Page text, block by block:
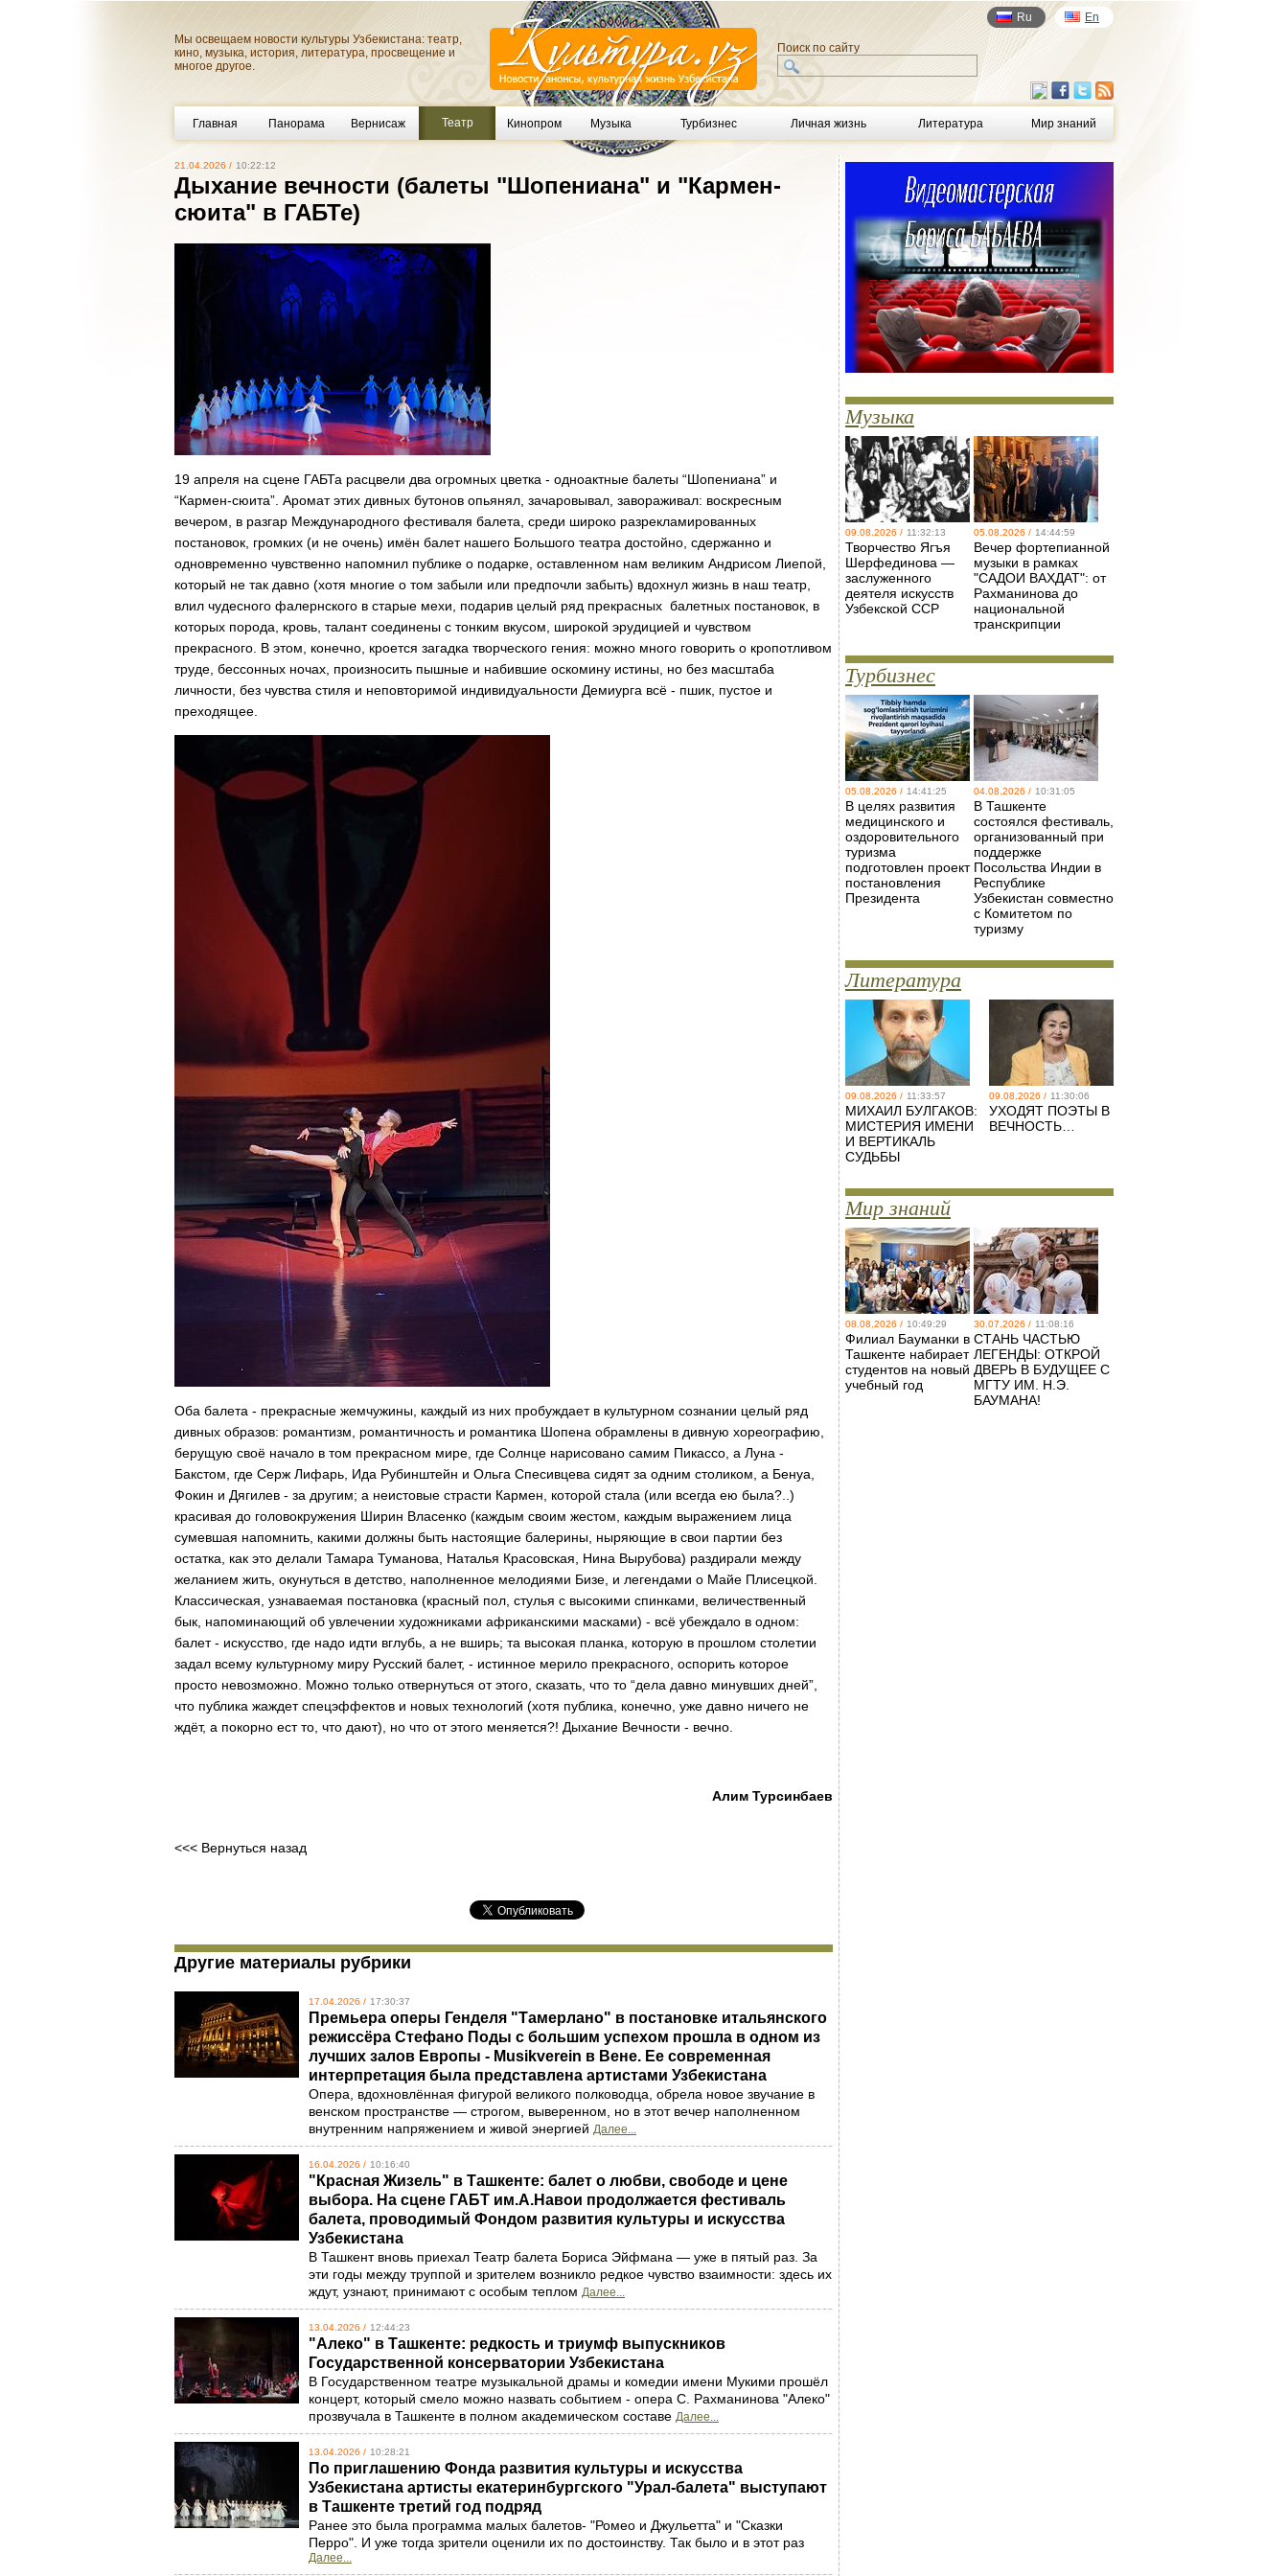
Мы освещаем новости культуры Узбекистана: театр,
кино, музыка, история, литература, просвещение и
многое другое.
Ru En
Поиск по сайту
Главная Панорама Вернисаж Театр Кинопром Музыка Турбизнес Личная жизнь Литература Мир знаний
21.04.2026 / 10:22:12
Дыхание вечности (балеты "Шопениана" и "Кармен-
сюита" в ГАБТе)
19 апреля на сцене ГАБТа расцвели два огромных цветка - одноактные балеты “Шопениана” и
“Кармен-сюита”. Аромат этих дивных бутонов опьянял, зачаровывал, завораживал: воскресным
вечером, в разгар Международного фестиваля балета, среди широко разрекламированных
постановок, громких (и не очень) имён балет нашего Большого театра достойно, сдержанно и
одновременно чувственно напомнил публике о подарке, оставленном нам великим Андрисом Лиепой,
который не так давно (хотя многие о том забыли или предпочли забыть) вдохнул жизнь в наш театр,
влил чудесного фалернского в старые мехи, подарив целый ряд прекрасных балетных постановок, в
которых порода, кровь, талант соединены с тонким вкусом, широкой эрудицией и чувством
прекрасного. В этом, конечно, кроется загадка творческого гения: можно много говорить о кропотливом
труде, бессонных ночах, произносить пышные и набившие оскомину истины, но без масштаба
личности, без чувства стиля и неповторимой индивидуальности Демиурга всё - пшик, пустое и
преходящее.
Оба балета - прекрасные жемчужины, каждый из них пробуждает в культурном сознании целый ряд
дивных образов: романтизм, романтичность и романтика Шопена обрамлены в дивную хореографию,
берущую своё начало в том прекрасном мире, где Солнце нарисовано самим Пикассо, а Луна -
Бакстом, где Серж Лифарь, Ида Рубинштейн и Ольга Спесивцева сидят за одним столиком, а Бенуа,
Фокин и Дягилев - за другим; а неистовые страсти Кармен, которой стала (или всегда ею была?..)
красивая до головокружения Ширин Власенко (каждым своим жестом, каждым выражением лица
сумевшая напомнить, какими должны быть настоящие балерины, ныряющие в свои партии без
остатка, как это делали Тамара Туманова, Наталья Красовская, Нина Вырубова) раздирали между
желанием жить, окунуться в детство, наполненное мелодиями Бизе, и легендами о Майе Плисецкой.
Классическая, узнаваемая постановка (красный пол, стулья с высокими спинками, величественный
бык, напоминающий об увлечении художниками африканскими масками) - всё убеждало в одном:
балет - искусство, где надо идти вглубь, а не вширь; та высокая планка, которую в прошлом столетии
задал всему культурному миру Русский балет, - истинное мерило прекрасного, оспорить которое
просто невозможно. Можно только отвернуться от этого, сказать, что то “дела давно минувших дней”,
что публика жаждет спецэффектов и новых технологий (хотя публика, конечно, уже давно ничего не
ждёт, а покорно ест то, что дают), но что от этого меняется?! Дыхание Вечности - вечно.
Алим Турсинбаев
<<< Вернуться назад
Другие материалы рубрики
17.04.2026 / 17:30:37
Премьера оперы Генделя "Тамерлано" в постановке итальянского
режиссёра Стефано Поды с большим успехом прошла в одном из
лучших залов Европы - Musikverein в Вене. Ее современная
интерпретация была представлена артистами Узбекистана
Опера, вдохновлённая фигурой великого полководца, обрела новое звучание в
венском пространстве — строгом, выверенном, но в этот вечер наполненном
внутренним напряжением и живой энергией Далее...
16.04.2026 / 10:16:40
"Красная Жизель" в Ташкенте: балет о любви, свободе и цене
выбора. На сцене ГАБТ им.А.Навои продолжается фестиваль
балета, проводимый Фондом развития культуры и искусства
Узбекистана
В Ташкент вновь приехал Театр балета Бориса Эйфмана — уже в пятый раз. За
эти годы между труппой и зрителем возникло редкое чувство взаимности: здесь их
ждут, узнают, принимают с особым теплом Далее...
13.04.2026 / 12:44:23
"Алеко" в Ташкенте: редкость и триумф выпускников
Государственной консерватории Узбекистана
В Государственном театре музыкальной драмы и комедии имени Мукими прошёл
концерт, который смело можно назвать событием - опера С. Рахманинова "Алеко"
прозвучала в Ташкенте в полном академическом составе Далее...
13.04.2026 / 10:28:21
По приглашению Фонда развития культуры и искусства
Узбекистана артисты екатеринбургского "Урал-балета" выступают
в Ташкенте третий год подряд
Ранее это была программа малых балетов- "Ромео и Джульетта" и "Сказки
Перро". И уже тогда зрители оценили их по достоинству. Так было и в этот раз
Далее...
Музыка
09.08.2026 / 11:32:13
Творчество Ягъя
Шерфединова —
заслуженного
деятеля искусств
Узбекской ССР
05.08.2026 / 14:44:59
Вечер фортепианной
музыки в рамках
"САДОИ ВАХДАТ": от
Рахманинова до
национальной
транскрипции
Турбизнес
05.08.2026 / 14:41:25
В целях развития
медицинского и
оздоровительного
туризма
подготовлен проект
постановления
Президента
04.08.2026 / 10:31:05
В Ташкенте
состоялся фестиваль,
организованный при
поддержке
Посольства Индии в
Республике
Узбекистан совместно
с Комитетом по
туризму
Литература
09.08.2026 / 11:33:57
МИХАИЛ БУЛГАКОВ:
МИСТЕРИЯ ИМЕНИ
И ВЕРТИКАЛЬ
СУДЬБЫ
09.08.2026 / 11:30:06
УХОДЯТ ПОЭТЫ В
ВЕЧНОСТЬ…
Мир знаний
08.08.2026 / 10:49:29
Филиал Бауманки в
Ташкенте набирает
студентов на новый
учебный год
30.07.2026 / 11:08:16
СТАНЬ ЧАСТЬЮ
ЛЕГЕНДЫ: ОТКРОЙ
ДВЕРЬ В БУДУЩЕЕ С
МГТУ ИМ. Н.Э.
БАУМАНА!